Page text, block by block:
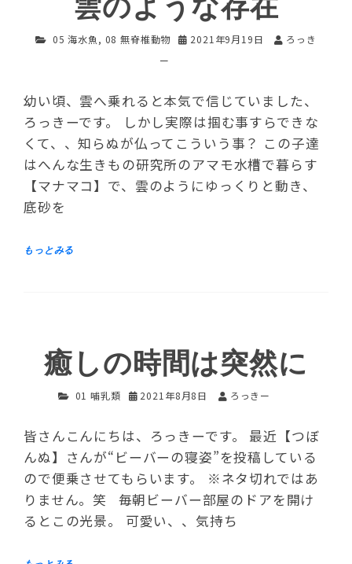
雲のような存在
05 海水魚 , 08 無脊椎動物 2021年9月19日
ろっき
ー
幼い頃、雲へ乗れると本気で信じていました、
ろっきーです。 しかし実際は掴む事すらできな
くて、、知らぬが仏ってこういう事？ この子達
はへんな生きもの研究所のアマモ水槽で暮らす
【マナマコ】で、雲のようにゆっくりと動き、
底砂を
癒しの時間は突然に
01 哺乳類 2021年8月8日 ろっきー
皆さんこんにちは、ろっきーです。 最近【つぼ
んぬ】さんが“ビーバーの寝姿”を投稿している
ので便乗させてもらいます。 ※ネタ切れではあ
りません。笑 毎朝ビーバー部屋のドアを開け
るとこの光景。 可愛い、、気持ち